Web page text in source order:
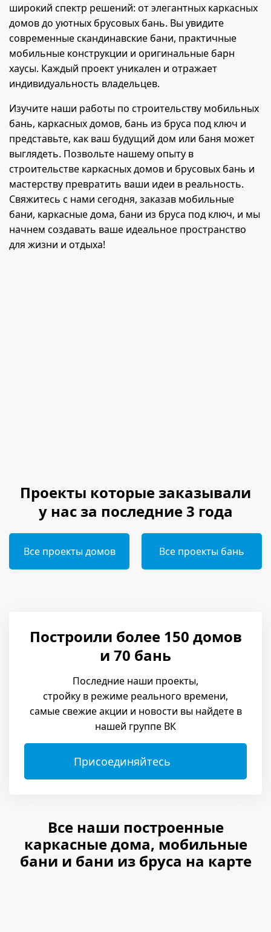
широкий спектр решений: от элегантных каркасных
домов до уютных брусовых бань. Вы увидите
современные скандинавские бани, практичные
мобильные конструкции и оригинальные барн
хаусы. Каждый проект уникален и отражает
индивидуальность владельцев.
Изучите наши работы по строительству мобильных
бань, каркасных домов, бань из бруса под ключ и
представьте, как ваш будущий дом или баня может
выглядеть. Позвольте нашему опыту в
строительстве каркасных домов и брусовых бань и
мастерству превратить ваши идеи в реальность.
Свяжитесь с нами сегодня, заказав мобильные
бани, каркасные дома, бани из бруса под ключ, и мы
начнем создавать ваше идеальное пространство
для жизни и отдыха!
Проекты которые заказывали
у нас за последние 3 года
Все проекты домов Все проекты бань
Построили более 150 домов
и 70 бань
Последние наши проекты,
стройку в режиме реального времени,
самые свежие акции и новости вы найдете в
нашей группе ВК
Присоединяйтесь
Все наши построенные
каркасные дома, мобильные
бани и бани из бруса на карте